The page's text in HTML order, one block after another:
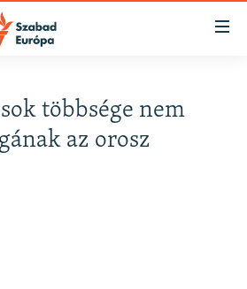
többsége nem
az orosz